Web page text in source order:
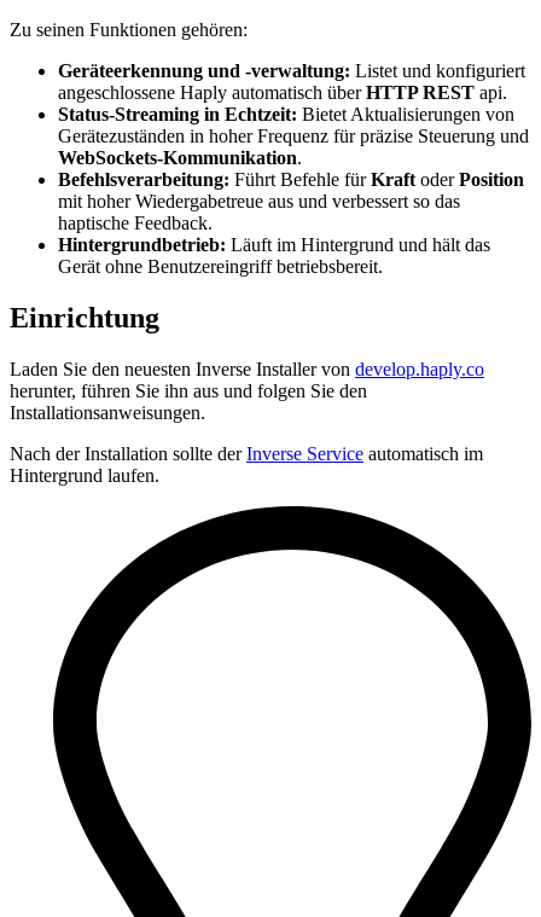
Zu seinen Funktionen gehören:
Geräteerkennung und -verwaltung: Listet und konfiguriert
angeschlossene Haply automatisch überHTTP REST api.
Status-Streaming in Echtzeit: Bietet Aktualisierungen von
Gerätezuständen in hoher Frequenz für präzise Steuerung und
WebSockets-Kommunikation.
Befehlsverarbeitung: Führt Befehle fürKraft oderPosition
mit hoher Wiedergabetreue aus und verbessert so das
haptische Feedback.
Hintergrundbetrieb: Läuft im Hintergrund und hält das
Gerät ohne Benutzereingriff betriebsbereit.
Einrichtung
Laden Sie den neuesten Inverse Installer von develop.haply.co
herunter, führen Sie ihn aus und folgen Sie den
Installationsanweisungen.
Nach der Installation sollte derInverse Service automatisch im
Hintergrund laufen.